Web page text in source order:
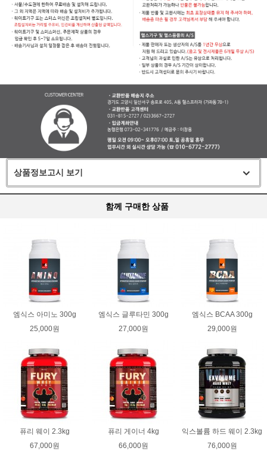
상품정보고시 보기
함께 구매한 상품
엠식스 아미노 300g
25,000원
엠식스 글루타민 300g
27,000원
엠식스 BCAA 300g
29,000원
퓨리 웨이 2.3kg
67,000원
퓨리 게이너 4kg
66,000원
익스볼륨 하드 웨이 2.3kg
76,000원